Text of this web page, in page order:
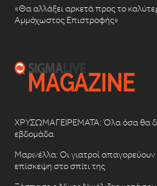
«Θα αλλάξει αρκετά προς το
Αμμόχωστος Επιστροφής»
ΧΡΥΣΩΜΑΓΕΙΡΕΜΑΤΑ: Όλα όσα θα
εβδομάδα
Μαρινέλλα: Οι γιατροί
επίσκεψη στο σπίτι της